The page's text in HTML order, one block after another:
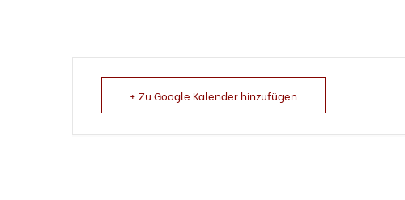
+ Zu Google Kalender hinzufügen